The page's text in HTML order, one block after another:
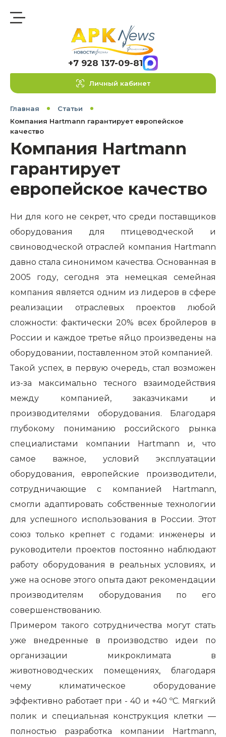
+7 928 137-09-81
Личный кабинет
Главная
Статьи
Компания Hartmann гарантирует европейское
качество
Компания Hartmann
гарантирует
европейское качество
Ни для кого не секрет, что среди поставщиков
оборудования для птицеводческой и
свиноводческой отраслей компания Hartmann
давно стала синонимом качества. Основанная в
2005 году, сегодня эта немецкая семейная
компания является одним из лидеров в сфере
реализации отраслевых проектов любой
сложности: фактически 20% всех бройлеров в
России и каждое третье яйцо произведены на
оборудовании, поставленном этой компанией.
Такой успех, в первую очередь, стал возможен
из-за максимально тесного взаимодействия
между компанией, заказчиками и
производителями оборудования. Благодаря
глубокому пониманию российского рынка
специалистами компании Hartmann и, что
самое важное, условий эксплуатации
оборудования, европейские производители,
сотрудничающие с компанией Hartmann,
смогли адаптировать собственные технологии
для успешного использования в России. Этот
союз только крепнет с годами: инженеры и
руководители проектов постоянно наблюдают
работу оборудования в реальных условиях, и
уже на основе этого опыта дают рекомендации
производителям оборудования по его
совершенствованию.
Примером такого сотрудничества могут стать
уже внедренные в производство идеи по
организации микроклимата в
животноводческих помещениях, благодаря
чему климатическое оборудование
эффективно работает при - 40 и +40 ºС. Мягкий
полик и специальная конструкция клетки —
полностью разработка компании Hartmann,